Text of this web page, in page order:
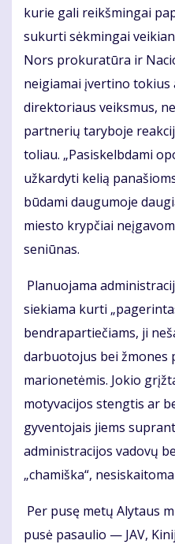
kurie gali reikšmingai
sukurti sėkmingai
Nors prokuratūra ir
neigiamai įvertino tokius
direktoriaus veiksmus,
partnerių taryboje
toliau. „Pasiskelbdami
užkardyti kelią
būdami daugumoje
miesto krypčiai
seniūnas.
Planuojama
siekiama kurti
bendrapartiečiams, ji
darbuotojus bei žmones
marionetėmis. Jokio
motyvacijos stengtis ar
gyventojais jiems
administracijos vadovų
„chamiška“,
Per pusę metų Alytaus
pusė pasaulio — JAV,